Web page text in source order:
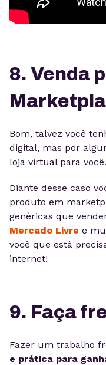
8. Venda
Bom, talvez você
digital, mas por
loja virtual para você.
Diante desse caso
produto em
genéricas que
Mercado Livre e
você que está
internet!
9. Faça
Fazer um trabalho
e prática para